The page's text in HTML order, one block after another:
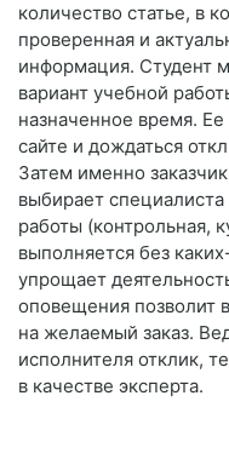
количество статье, в
проверенная и
информация. Студент
вариант учебной
назначенное время.
сайте и дождаться
Затем именно
выбирает
работы (контрольная,
выполняется без
упрощает
оповещения позволит
на желаемый заказ.
исполнителя отклик,
в качестве эксперта.